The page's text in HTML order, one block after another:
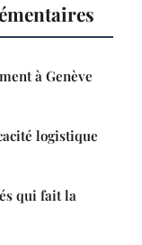
à Genève
logistique
qui fait la